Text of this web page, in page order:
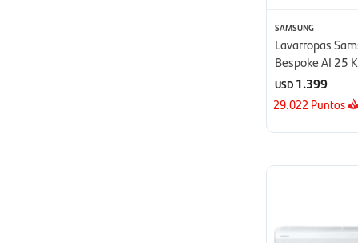
SAMSUNG
Lavarropas
Bespoke AI 25
USD 1.399
29.022 Puntos